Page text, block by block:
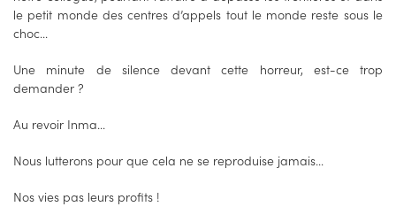
le petit monde des centres d’appels tout le monde reste sous le
choc...
Une minute de silence devant cette horreur, est-ce trop
demander ?
Au revoir Inma...
Nous lutterons pour que cela ne se reproduise jamais...
Nos vies pas leurs profits !